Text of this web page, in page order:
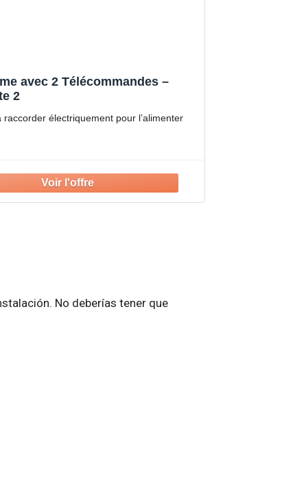
avec 2 Télécommandes –
2
électriquement pour l’alimenter
No deberías tener que